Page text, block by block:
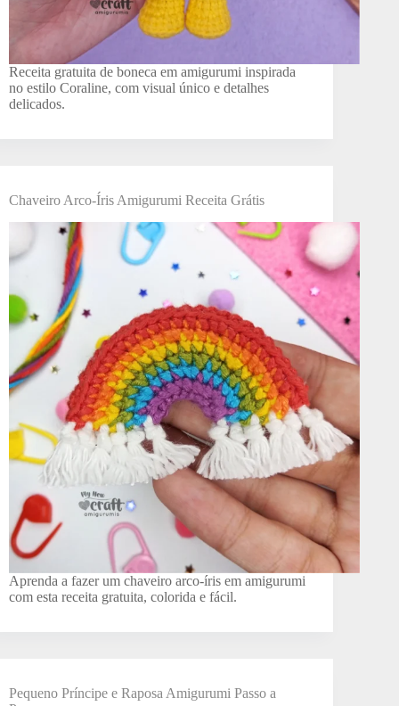
Receita gratuita de boneca em amigurumi inspirada
no estilo Coraline, com visual único e detalhes
delicados.
Chaveiro Arco-Íris Amigurumi Receita Grátis
Aprenda a fazer um chaveiro arco-íris em amigurumi
com esta receita gratuita, colorida e fácil.
Pequeno Príncipe e Raposa Amigurumi Passo a